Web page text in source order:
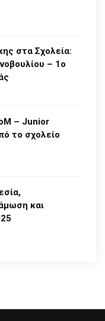
στα Σχολεία:
– 1ο
– Junior
το σχολείο
και